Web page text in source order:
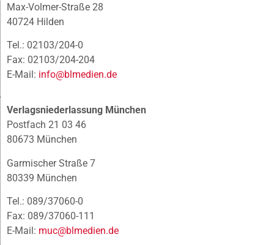
Max-Volmer-Straße 28
40724 Hilden
Tel.: 02103/204-0
Fax: 02103/204-204
E-Mail: info@blmedien.de
Verlagsniederlassung München
Postfach 21 03 46
80673 München
Garmischer Straße 7
80339 München
Tel.: 089/37060-0
Fax: 089/37060-111
E-Mail: muc@blmedien.de